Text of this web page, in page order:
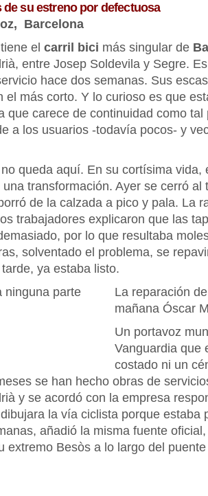
de su estreno por defectuosa
Barcelona
el carril bici más singular de
entre Josep Soldevila y Segre.
hace dos semanas. Sus
el más corto. Y lo curioso es que
que carece de continuidad como
a los usuarios -todavía pocos- y
queda aquí. En su cortísima vida,
transformación. Ayer se cerró al
de la calzada a pico y pala. La
trabajadores explicaron que las
por lo que resultaba
solventado el problema, se
ya estaba listo.
La reparación
mañana Óscar
Un portavoz
Vanguardia que
costado ni un
se han hecho obras de
y se acordó con la empresa
la vía ciclista porque estaba
añadió la misma fuente
extremo Besòs a lo largo del